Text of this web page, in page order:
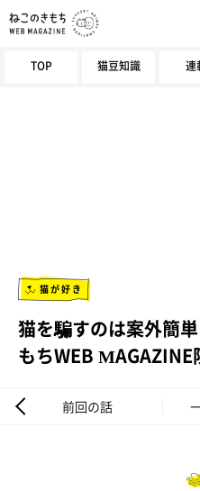
TOP 猫豆知識 連
猫が好き
猫を騙すのは案外簡
もちWEB
前回の話